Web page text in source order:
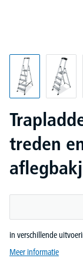
treden
in verschillende
Meer informatie